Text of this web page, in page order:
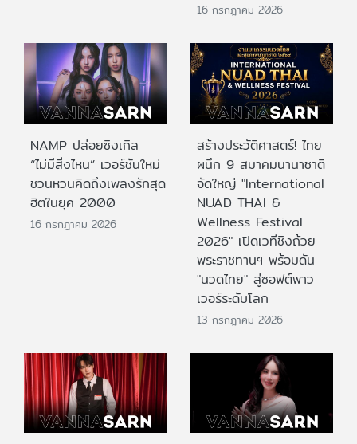
16 กรกฎาคม 2026
NAMP ปล่อยซิงเกิล
“ไม่มีสิ่งไหน” เวอร์ชันใหม่
ชวนหวนคิดถึงเพลงรักสุด
ฮิตในยุค 2000
16 กรกฎาคม 2026
สร้างประวัติศาสตร์! ไทย
ผนึก 9 สมาคมนานาชาติ
จัดใหญ่ "International
NUAD THAI &
Wellness Festival
2026" เปิดเวทีชิงถ้วย
พระราชทานฯ พร้อมดัน
"นวดไทย" สู่ซอฟต์พาว
เวอร์ระดับโลก
13 กรกฎาคม 2026